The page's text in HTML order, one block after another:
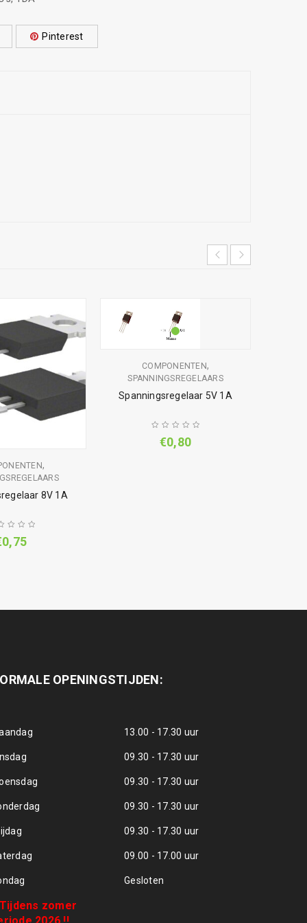
Pinterest
,
8V 1A
0,75
COMPONENTEN,
SPANNINGSREGELAARS
Spanningsregelaar 5V 1A
€0,80
OPENINGSTIJDEN:
13.00 - 17.30 uur
09.30 - 17.30 uur
09.30 - 17.30 uur
09.30 - 17.30 uur
09.30 - 17.30 uur
09.00 - 17.00 uur
Gesloten
zomer